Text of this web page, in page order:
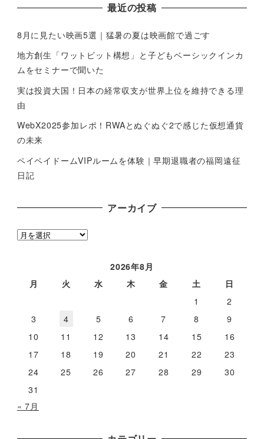
最近の投稿
8月に見たい映画5選｜猛暑の夏は映画館で過ごす
地方創生「ワットビット構想」と子どもベーシックインカ
ムをセミナーで聞いた
実は投資大国！日本の経常収支が世界上位を維持できる理
由
WebX2025参加レポ！RWAとぬぐぬぐ2で感じた仮想通貨
の未来
ペイペイドームVIPルームを体験｜早期退職者の福岡遠征
日記
アーカイブ
ア
2026年8月
月
火 水 木 金 土
日
1
2
3
4 5 6 7 8
9
10
11 12 13 14 15
16
17
18 19 20 21 22
23
24
25 26 27 28 29
30
31
« 7月